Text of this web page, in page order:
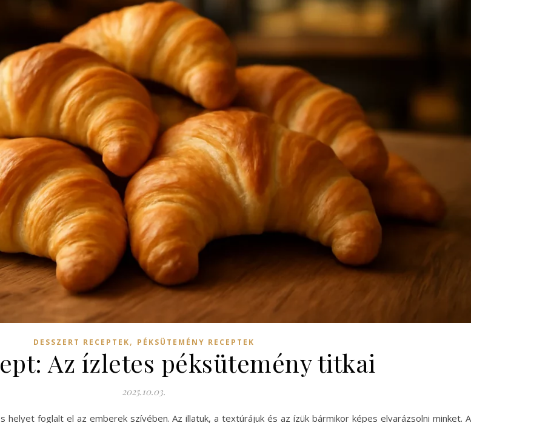
DESSZERT RECEPTEK, PÉKSÜTEMÉNY RECEPTEK
Az ízletes péksütemény titkai
2025.10.03.
helyet foglalt el az emberek szívében. Az illatuk, a textúrájuk és az ízük bármikor képes elvarázsolni minket. A